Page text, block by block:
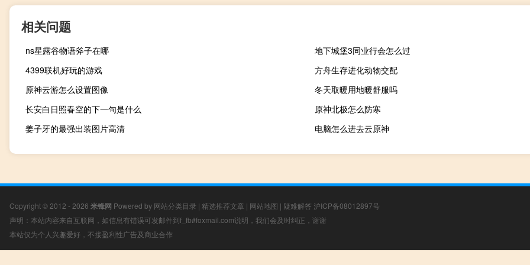
相关问题
ns星露谷物语斧子在哪
地下城堡3同业行会怎么过
4399联机好玩的游戏
方舟生存进化动物交配
原神云游怎么设置图像
冬天取暖用地暖舒服吗
长安白日照春空的下一句是什么
原神北极怎么防寒
姜子牙的最强出装图片高清
电脑怎么进去云原神
Copyright © 2012 - 2026 米锋网 Powered by 网站分类目录 | 精选推荐文章 | 网站地图 | 疑难解答 沪ICP备08012897号
声明：本站内容来自互联网，如信息有错误可发邮件到f_fb#foxmail.com说明，我们会及时纠正，谢谢
本站仅为个人兴趣爱好，不接盈利性广告及商业合作